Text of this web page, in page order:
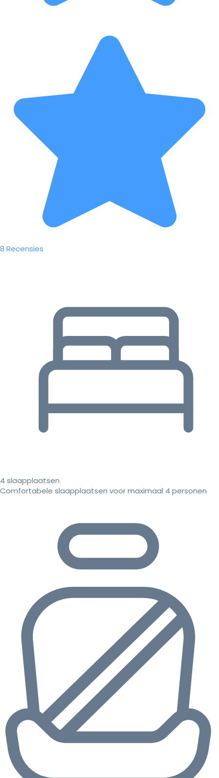
8 Recensies
4 slaapplaatsen
Comfortabele slaapplaatsen voor maximaal 4 personen